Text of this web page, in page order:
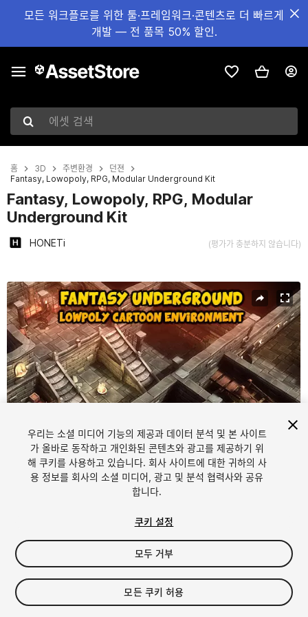
모든 워크플로를 위한 툴·프레임워크·콘텐츠로 더 빠르게
개발 — 전 품목 50% 할인.
에셋 검색
홈 3D 주변환경
던젼
Fantasy, Lowopoly, RPG, Modular Underground Kit
Fantasy, Lowopoly, RPG, Modular
Underground Kit
HONETi (평가가 충분하지 않습니다)
현재 슬라이드: 1 / 21
1 /21
$19.99
우리는 소셜 미디어 기능의 제공과 데이터 분석 및 본 사이트
가 올바로 동작하고 개인화된 콘텐츠와 광고를 제공하기 위
해 쿠키를 사용하고 있습니다. 회사 사이트에 대한 귀하의 사
용 정보를 회사의 소셜 미디어, 광고 및 분석 협력사와 공유
합니다.
쿠키 설정
모두 거부
모든 쿠키 허용